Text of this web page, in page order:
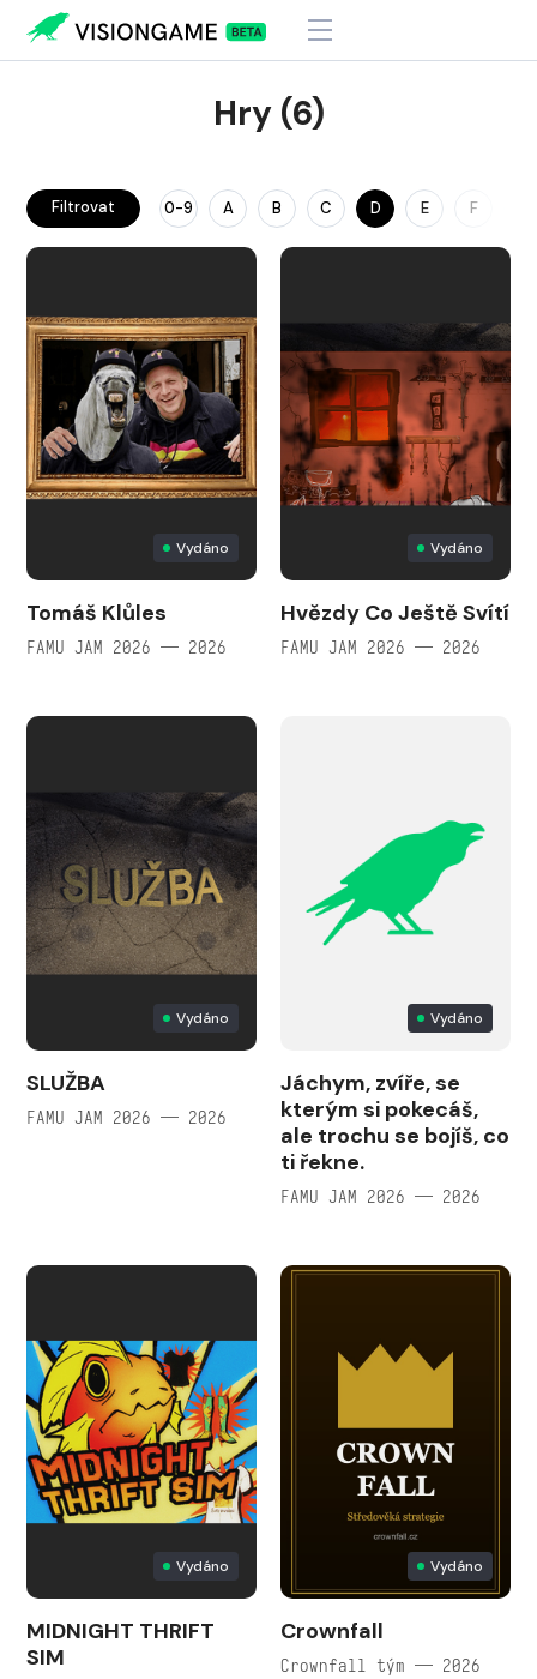
Hry (6)
Filtrovat 0-9 A B C D E F
Vydáno
Tomáš Klůles
FAMU JAM 2026 — 2026
Vydáno
Hvězdy Co Ještě Svítí
FAMU JAM 2026 — 2026
Vydáno
SLUŽBA
FAMU JAM 2026 — 2026
Vydáno
Jáchym, zvíře, se
kterým si pokecáš,
ale trochu se bojíš, co
ti řekne.
FAMU JAM 2026 — 2026
Vydáno
MIDNIGHT THRIFT
SIM
Vydáno
Crownfall
Crownfall tým — 2026